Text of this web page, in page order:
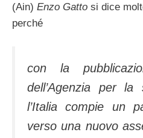
(Ain) Enzo Gatto si dice
perché
con la
dell’Agenzia per la
l’Italia compie un
verso una nuovo